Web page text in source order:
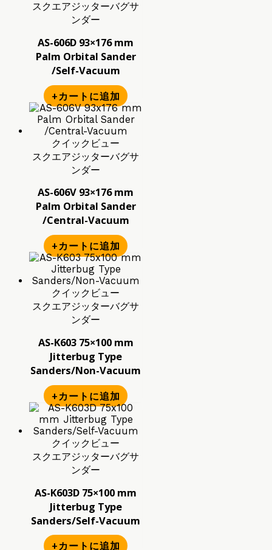
スクエアジッターバグサ
ンダー
AS-606D 93×176 mm
Palm Orbital Sander
/Self-Vacuum
+カートに追加
クイックビュー
スクエアジッターバグサ
ンダー
AS-606V 93×176 mm
Palm Orbital Sander
/Central-Vacuum
+カートに追加
クイックビュー
スクエアジッターバグサ
ンダー
AS-K603 75×100 mm
Jitterbug Type
Sanders/Non-Vacuum
+カートに追加
クイックビュー
スクエアジッターバグサ
ンダー
AS-K603D 75×100 mm
Jitterbug Type
Sanders/Self-Vacuum
+カートに追加